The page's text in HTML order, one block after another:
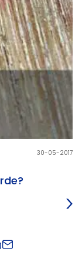
30-05-2017